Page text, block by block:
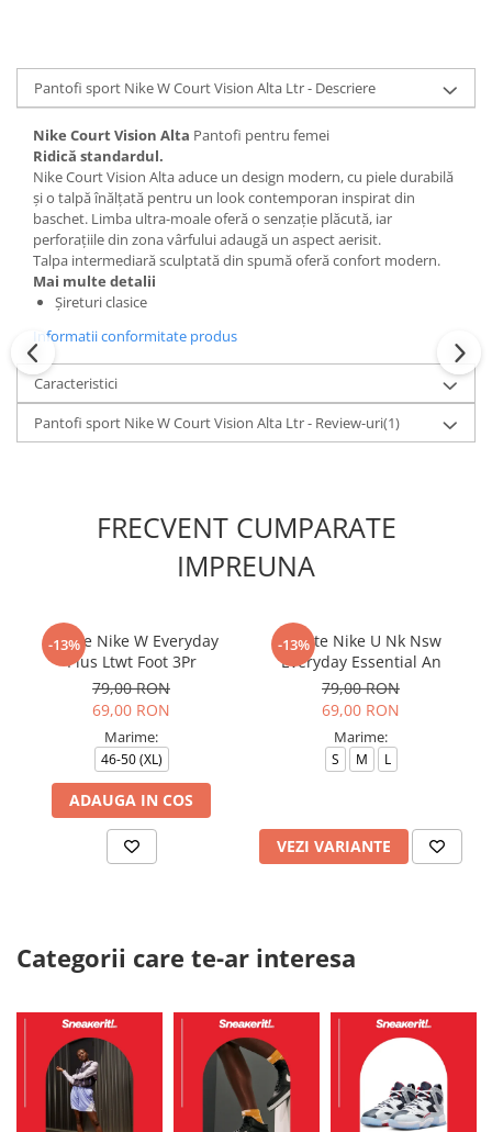
Pantofi sport Nike W Court Vision Alta Ltr - Descriere
Nike Court Vision Alta Pantofi pentru femei
Ridică standardul.
Nike Court Vision Alta aduce un design modern, cu piele durabilă
și o talpă înălțată pentru un look contemporan inspirat din
baschet. Limba ultra-moale oferă o senzație plăcută, iar
perforațiile din zona vârfului adaugă un aspect aerisit.
Talpa intermediară sculptată din spumă oferă confort modern.
Mai multe detalii
Șireturi clasice
Informatii conformitate produs
Caracteristici
Pantofi sport Nike W Court Vision Alta Ltr - Review-uri(1)
FRECVENT CUMPARATE
IMPREUNA
-13%
Sosete Nike W Everyday
Plus Ltwt Foot 3Pr
79,00 RON
69,00 RON
Marime:
46-50 (XL)
ADAUGA IN COS
-13%
Sosete Nike U Nk Nsw
Everyday Essential An
79,00 RON
69,00 RON
Marime:
S M L
VEZI VARIANTE
Categorii care te-ar interesa